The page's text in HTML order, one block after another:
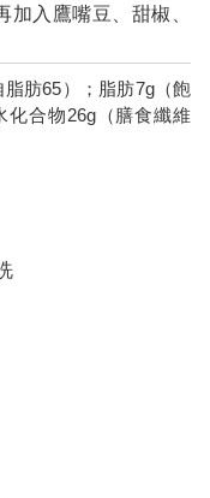
入鷹嘴豆、甜椒、
肪65）；脂肪7g（飽
化合物26g（膳食纖維